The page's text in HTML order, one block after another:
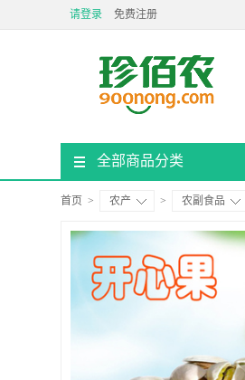
请登录 免费注册
全部商品分类
首页 > 农产 > 农副食品